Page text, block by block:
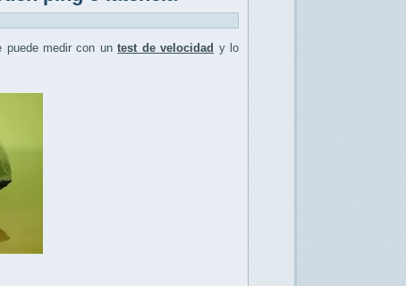
puede medir con untest de velocidad y lo